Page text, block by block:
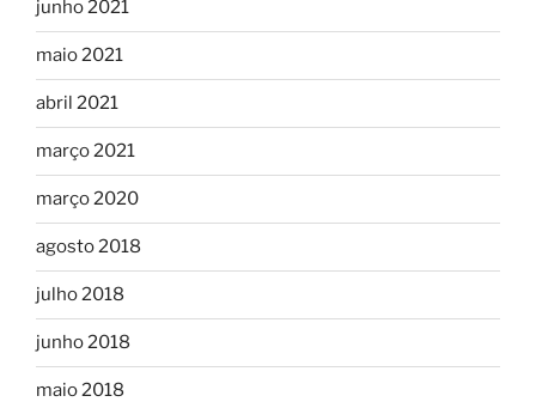
junho 2021
maio 2021
abril 2021
março 2021
março 2020
agosto 2018
julho 2018
junho 2018
maio 2018